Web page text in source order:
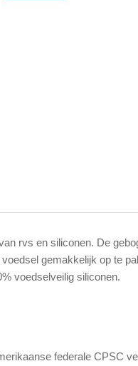
rvs en siliconen. De
gemakkelijk op te
voedselveilig siliconen.
federale CPSC